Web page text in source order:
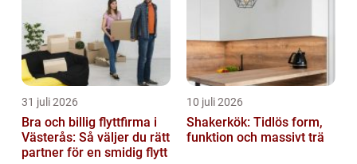
31 juli 2026
Bra och billig flyttfirma i
Västerås: Så väljer du rätt
partner för en smidig flytt
10 juli 2026
Shakerkök: Tidlös form,
funktion och massivt trä